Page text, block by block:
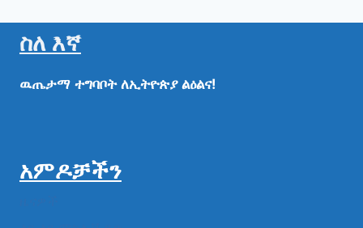
ስለ እኛ
ዉጤታማ ተግባቦት ለኢትዮጵያ ልዕልና!
አምዶቻችን